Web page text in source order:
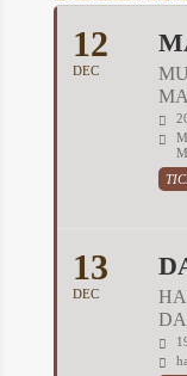
12
DEC
13
DEC